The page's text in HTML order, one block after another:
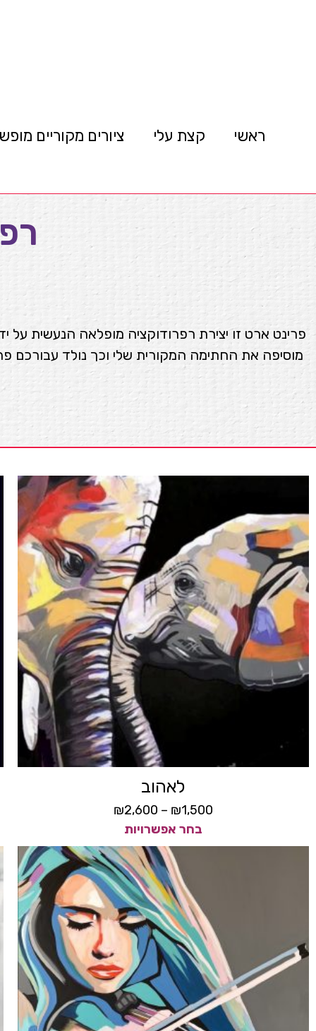
ראשי קצת עלי ציורים מקוריים
פרינט ארט זו יצירת רפרודוקציה מופלאה הנעשית על
מוסיפה את החתימה המקורית שלי וכך נולד עבורכם
לאהוב
₪1,500
–
₪2,600
בחר אפשרויות